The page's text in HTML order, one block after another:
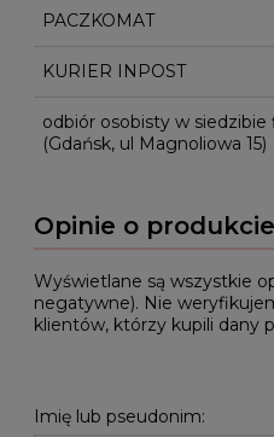
PACZKOMAT
KURIER INPOST
odbiór osobisty w
(Gdańsk, ul Magnoliowa 15)
Opinie o
Wyświetlane są wszystkie
negatywne). Nie
klientów, którzy kupili dany
Imię lub pseudonim: